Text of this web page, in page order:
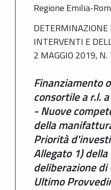
Regione Emilia-
DETERMINAZIONE
INTERVENTI E
2 MAGGIO 2019,
Finanziamento
consortile a r.l.
- Nuove
della
Priorità
Allegato 1)
deliberazione
Ultimo